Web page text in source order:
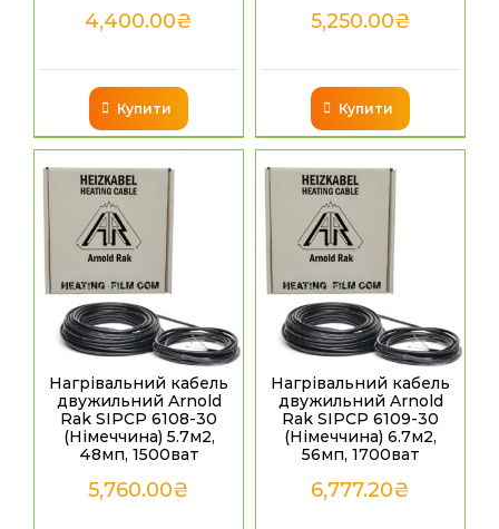
4,400.00₴
Купити
5,250.00₴
Купити
Нагрівальний кабель
двужильний Arnold
Rak SIPCP 6108-30
(Німеччина) 5.7м2,
48мп, 1500ват
5,760.00₴
Нагрівальний кабель
двужильний Arnold
Rak SIPCP 6109-30
(Німеччина) 6.7м2,
56мп, 1700ват
6,777.20₴